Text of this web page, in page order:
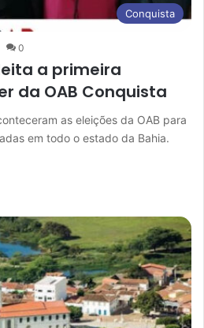
Conquista
0
a primeira
da OAB Conquista
as eleições da OAB para
em todo o estado da Bahia.